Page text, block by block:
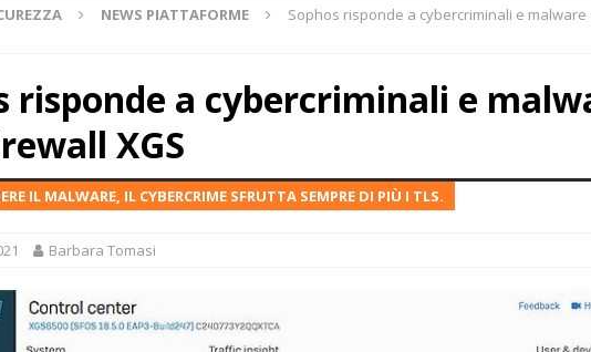
NEWS PIATTAFORME
Sophos risponde a cybercriminali e malware
risponde a cybercriminali e
XGS
IL MALWARE, IL CYBERCRIME SFRUTTA SEMPRE DI PIÙ I TLS.
Barbara Tomasi